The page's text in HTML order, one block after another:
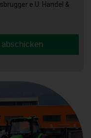
e.U. Handel &